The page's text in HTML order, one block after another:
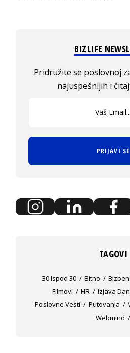
BIZLIFE
Pridružite se poslovnoj
najuspešnijih i
PRIJAVI SE
TAGOVI
30 Ispod 30 Bitno
Filmovi
HR Izjava
Poslovne Vesti
Putovanja
Webmind